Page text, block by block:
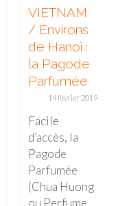
VIETNAM
/ Environs
de Hanoï :
la Pagode
Parfumée
14 février 2019
Facile
d’accès, la
Pagode
Parfumée
(Chua Huong
ou Perfume